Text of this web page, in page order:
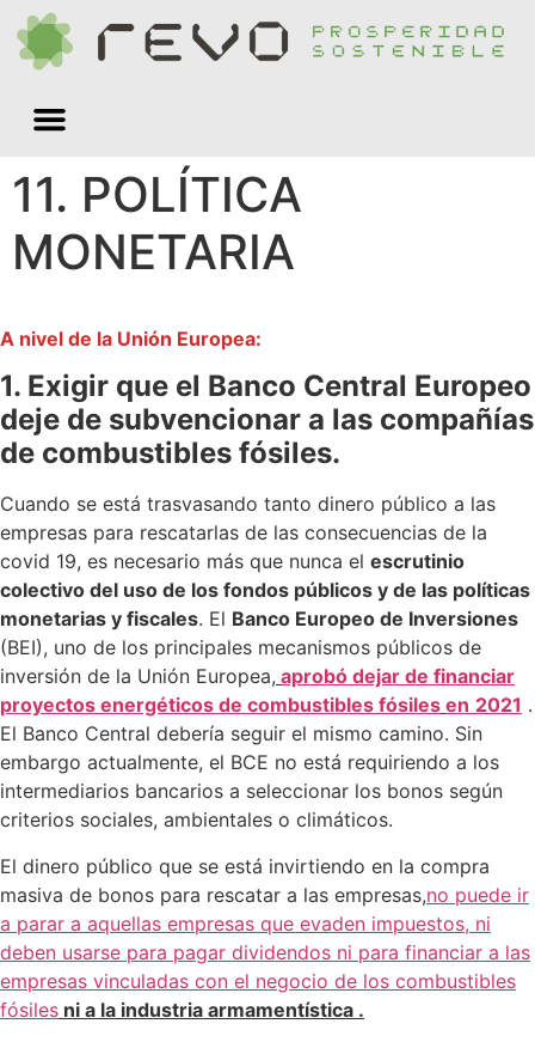
11. POLÍTICA
MONETARIA
A nivel de la Unión Europea:
1. Exigir que el Banco Central Europeo
deje de subvencionar a las compañías
de combustibles fósiles.
Cuando se está trasvasando tanto dinero público a las
empresas para rescatarlas de las consecuencias de la
covid 19, es necesario más que nunca el escrutinio
colectivo del uso de los fondos públicos y de las políticas
monetarias y fiscales. El Banco Europeo de Inversiones
(BEI), uno de los principales mecanismos públicos de
inversión de la Unión Europea, aprobó dejar de financiar
proyectos energéticos de combustibles fósiles en 2021 .
El Banco Central debería seguir el mismo camino. Sin
embargo actualmente, el BCE no está requiriendo a los
intermediarios bancarios a seleccionar los bonos según
criterios sociales, ambientales o climáticos.
El dinero público que se está invirtiendo en la compra
masiva de bonos para rescatar a las empresas,no puede ir
a parar a aquellas empresas que evaden impuestos, ni
deben usarse para pagar dividendos ni para financiar a las
empresas vinculadas con el negocio de los combustibles
fósiles ni a la industria armamentística .